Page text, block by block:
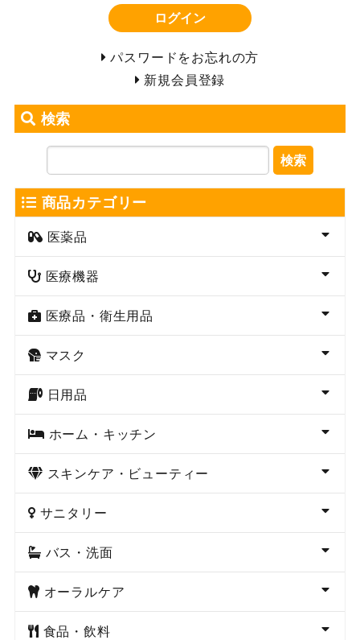
ログイン
パスワードをお忘れの方
新規会員登録
検索
検索
商品カテゴリー
医薬品
医療機器
医療品・衛生用品
マスク
日用品
ホーム・キッチン
スキンケア・ビューティー
サニタリー
バス・洗面
オーラルケア
食品・飲料